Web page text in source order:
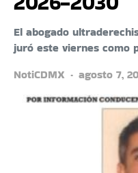
El abogado
juró este viernes como
NotiCDMX
agosto 7,